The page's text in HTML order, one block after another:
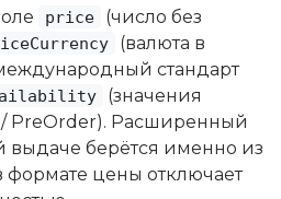
price
(число без
(валюта в
стандарт
(значения
PreOrder). Расширенный
выдаче берётся именно из
формате цены отключает